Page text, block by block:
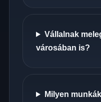
Vállalnak
városában is?
Milyen